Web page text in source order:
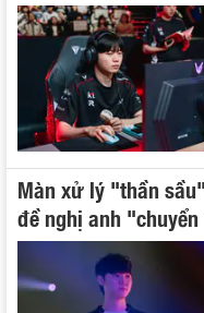
Màn xử lý "thần
đề nghị anh